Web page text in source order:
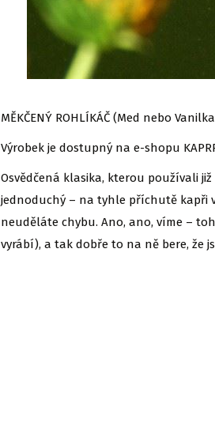
MĚKČENÝ ROHLÍKÁČ (Med nebo
Výrobek je dostupný na e-shopu
Osvědčená klasika, kterou používali
jednoduchý – na tyhle příchutě kapři
neuděláte chybu. Ano, ano, víme –
vyrábí), a tak dobře to na ně bere, že